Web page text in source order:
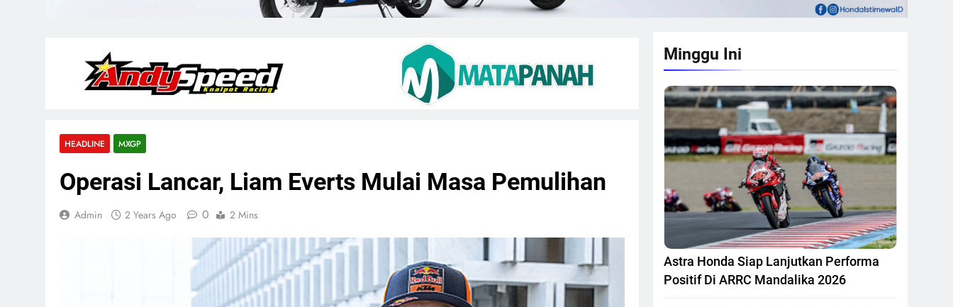
HEADLINE MXGP
Operasi Lancar, Liam Everts Mulai Masa Pemulihan
Admin 2 Years Ago 0 2 Mins
Minggu Ini
Astra Honda Siap Lanjutkan Performa
Positif Di ARRC Mandalika 2026